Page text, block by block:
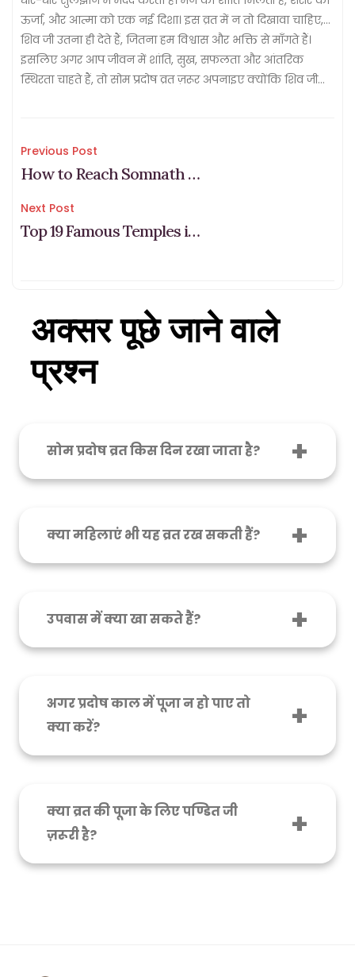
ऊर्जा, और आत्मा को एक नई दिशा। इस व्रत में न तो दिखावा चाहिए,
न बड़ा आयोजन बस सच्चा मन और श्रद्धा चाहिए।
शिव जी उतना ही देते हैं, जितना हम विश्वास और भक्ति से माँगते हैं।
इसलिए अगर आप जीवन में शांति, सुख, सफलता और आंतरिक
स्थिरता चाहते हैं, तो सोम प्रदोष व्रत ज़रूर अपनाइए क्योंकि शिव जी
Post
navigation
Previous Post
How to Reach Somnath Temple: Your Complete Travel Guide
Next Post
Top 19 Famous Temples in Bangalore: Must-Visit Sacred Spots
अक्सर पूछे जाने वाले
प्रश्न
सोम प्रदोष व्रत किस दिन रखा जाता है?
जब त्रयोदशी तिथि सोमवार के दिन आती है, तब सोम प्रदोष
सबसे शुभ माना जाता है।
क्या महिलाएं भी यह व्रत रख सकती हैं?
हां, स्त्रियाँ भी सोम प्रदोष व्रत रख सकती हैं। विशेषकर जिन
होती है, उनके लिए यह व्रत बेहद फलदायक होता है।
उपवास में क्या खा सकते हैं?
उपवास में फल, दूध, सूखे मेवे, और व्रत का खाना (जैसे
निर्जल व्रत भी करते हैं, लेकिन वो अपनी क्षमता के
अनुसार रखें।
अगर प्रदोष काल में पूजा न हो पाए तो
क्या करें?
कोशिश करें कि पूजा सूर्यास्त के बाद डेढ़ घंटे के भीतर हो।
भी कर सकते हैं। भगवान शिव भाव के ऋणी है, समय के
क्या व्रत की पूजा के लिए पण्डित जी
ज़रूरी है?
नहीं यह अनिवार्य नही है, आप खुद भी घर पर साधारण